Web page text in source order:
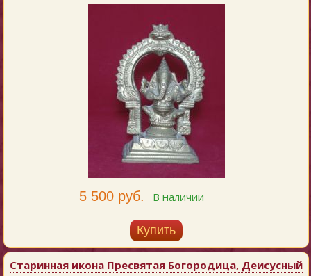
5 500 руб. В наличии
Купить
Старинная икона Пресвятая Богородица, Деисусный